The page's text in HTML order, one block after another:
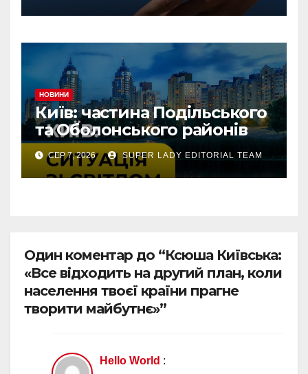
НОВИНИ
Київ: частина Подільського
та Оболонського районів
тимчасово без світла через
аварію
СЕР 7, 2026 SUPER LADY EDITORIAL TEAM
Один коментар до “Ксюша Київська:
«Все відходить на другий план, коли
населення твоєї країни прагне
творити майбутнє»”
Hello World :